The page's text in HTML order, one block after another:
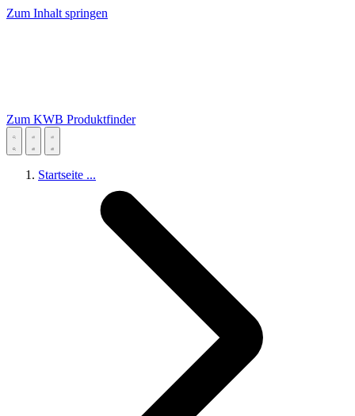
Zum Inhalt springen
Zum KWB Produktfinder
Startseite ...